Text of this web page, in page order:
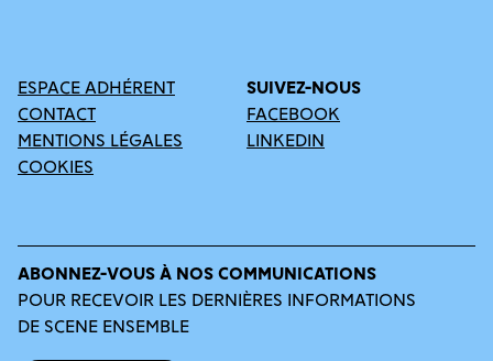
ESPACE ADHÉRENT
CONTACT
MENTIONS LÉGALES
COOKIES
SUIVEZ-NOUS
FACEBOOK
LINKEDIN
ABONNEZ-VOUS À NOS COMMUNICATIONS
POUR RECEVOIR LES DERNIÈRES INFORMATIONS
DE SCENE ENSEMBLE